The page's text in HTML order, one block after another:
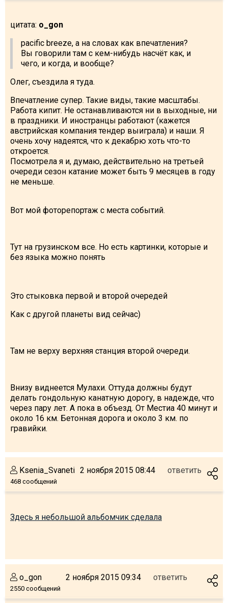
цитата: o_gon
pacific breeze, а на словах как впечатления?
Вы говорили там с кем-нибудь насчёт как, и
чего, и когда, и вообще?
Олег, съездила я туда.
Впечатление супер. Такие виды, такие масштабы.
Работа кипит. Не останавливаются ни в выходные, ни
в праздники. И иностранцы работают (кажется
австрийская компания тендер выиграла) и наши. Я
очень хочу надеятся, что к декабрю хоть что-то
откроется.
Посмотрела я и, думаю, действительно на третьей
очереди сезон катание может быть 9 месяцев в году
не меньше.
Вот мой фоторепортаж с места событий.
Тут на грузинском все. Но есть картинки, которые и
без языка можно понять
Это стыковка первой и второй очередей
Как с другой планеты вид сейчас)
Там не верху верхняя станция второй очереди.
Внизу виднеется Мулахи. Оттуда должны будут
делать гондольную канатную дорогу, в надежде, что
через пару лет. А пока в объезд. От Местиа 40 минут и
около 16 км. Бетонная дорога и около 3 км. по
гравийки.
Ksenia_Svaneti
468 сообщений
2 ноября 2015 08:44 ответить
Здесь я небольшой альбомчик сделала
o_gon
2550 сообщений
2 ноября 2015 09:34 ответить